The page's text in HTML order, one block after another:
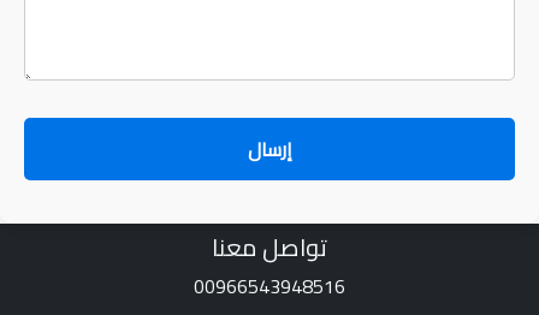
تواصل معنا
00966543948516